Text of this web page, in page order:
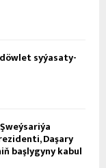
sy­ýa­sa­ty­
Daşary
başlygyny kabul